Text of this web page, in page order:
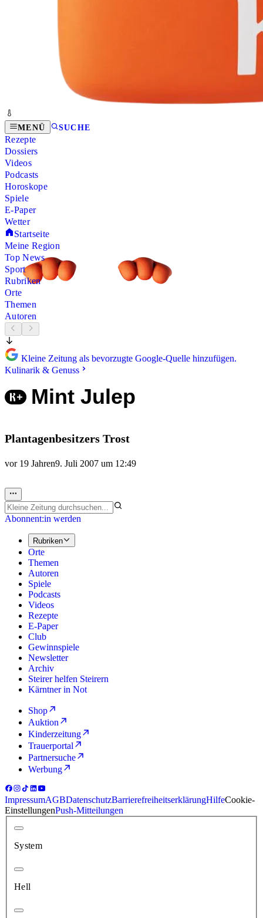
MENÜ SUCHE
Rezepte
Dossiers
Videos
Podcasts
Horoskope
Spiele
E-Paper
Wetter
Startseite
Meine Region
Top News
Sport
Rubriken
Orte
Themen
Autoren
Kleine Zeitung als bevorzugte Google-Quelle hinzufügen.
Kulinarik & Genuss
Mint Julep
Plantagenbesitzers Trost
vor 19 Jahren9. Juli 2007 um 12:49
Abonnent:in werden
Rubriken
Orte
Themen
Autoren
Spiele
Podcasts
Videos
Rezepte
E-Paper
Club
Gewinnspiele
Newsletter
Archiv
Steirer helfen Steirern
Kärntner in Not
Shop
Auktion
Kinderzeitung
Trauerportal
Partnersuche
Werbung
ImpressumAGBDatenschutzBarrierefreiheitserklärungHilfeCookie-
EinstellungenPush-Mitteilungen
System
Hell